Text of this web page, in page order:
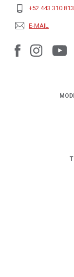
+52
OPENS IN A NEW
E-MAIL
OPENS IN A NEW TAB.